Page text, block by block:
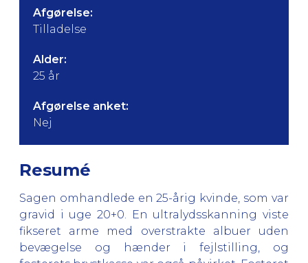
Afgørelse:
Tilladelse
Alder:
25 år
Afgørelse anket:
Nej
Resumé
Sagen omhandlede en 25-årig kvinde, som var
gravid i uge 20+0. En ultralydsskanning viste
fikseret arme med overstrakte albuer uden
bevægelse og hænder i fejlstilling, og